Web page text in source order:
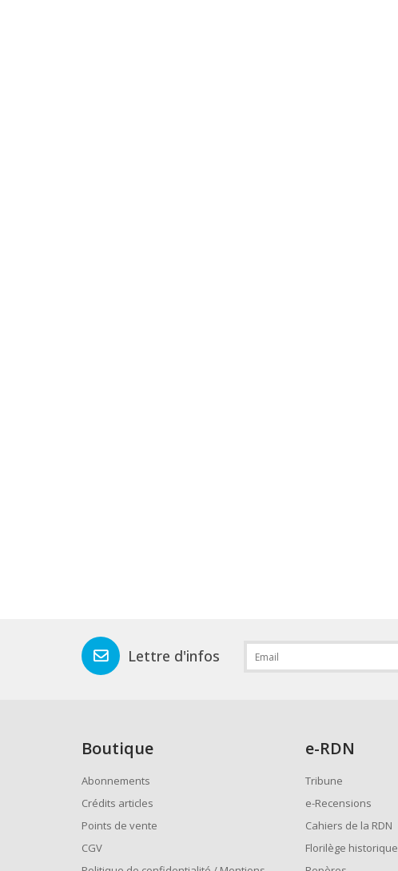
Lettre d'infos
Boutique
Abonnements
Crédits articles
Points de vente
CGV
e-RDN
Tribune
e-Recensions
Cahiers de la RDN
Florilège historique